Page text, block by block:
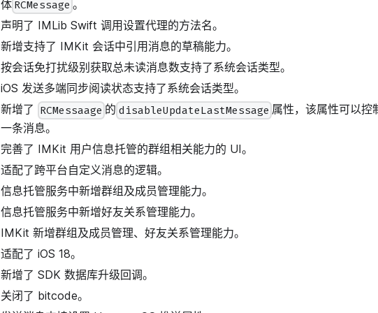
体 RCMessage 。
声明了 IMLib Swift 调用设置代理的方法名。
新增支持了 IMKit 会话中引用消息的草稿能力。
按会话免打扰级别获取总未读消息数支持了系统会话类型。
iOS 发送多端同步阅读状态支持了系统会话类型。
新增了 RCMessaage 的 disableUpdateLastMessage 属性，该属性可以控
一条消息。
完善了 IMKit 用户信息托管的群组相关能力的 UI。
适配了跨平台自定义消息的逻辑。
信息托管服务中新增群组及成员管理能力。
信息托管服务中新增好友关系管理能力。
IMKit 新增群组及成员管理、好友关系管理能力。
适配了 iOS 18。
新增了 SDK 数据库升级回调。
关闭了 bitcode。